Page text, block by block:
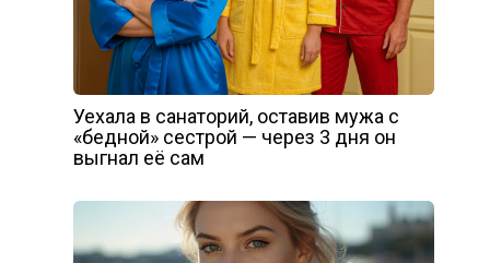
Уехала в санаторий, оставив мужа с
«бедной» сестрой — через 3 дня он
выгнал её сам